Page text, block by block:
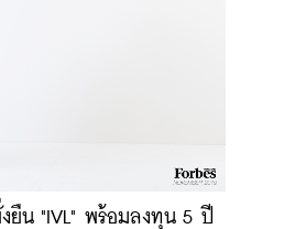
น "IVL" พร้อมลงทุน 5 ปี